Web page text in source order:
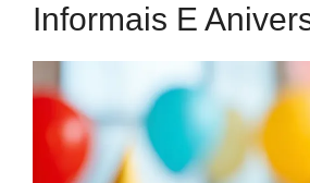
Informais E